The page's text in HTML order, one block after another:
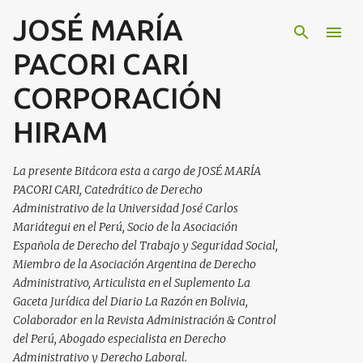
Ir al contenido principal
JOSÉ MARÍA
PACORI CARI
CORPORACIÓN
HIRAM
La presente Bitácora esta a cargo de JOSÉ MARÍA
PACORI CARI, Catedrático de Derecho
Administrativo de la Universidad José Carlos
Mariátegui en el Perú, Socio de la Asociación
Española de Derecho del Trabajo y Seguridad Social,
Miembro de la Asociación Argentina de Derecho
Administrativo, Articulista en el Suplemento La
Gaceta Jurídica del Diario La Razón en Bolivia,
Colaborador en la Revista Administración & Control
del Perú, Abogado especialista en Derecho
Administrativo y Derecho Laboral.